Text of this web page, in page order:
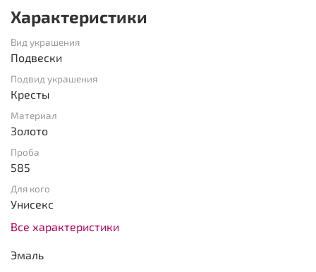
Характеристики
Вид украшения
Подвески
Подвид украшения
Кресты
Материал
Золото
Проба
585
Для кого
Унисекс
Все характеристики
Эмаль